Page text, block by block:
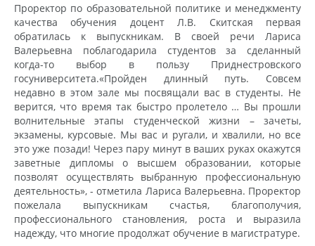
Проректор по образовательной политике и менеджменту
качества обучения доцент Л.В. Скитская первая
обратилась к выпускникам. В своей речи Лариса
Валерьевна поблагодарила студентов за сделанный
когда-то выбор в пользу Приднестровского
госуниверситета.«Пройден длинный путь. Совсем
недавно в этом зале мы посвящали вас в студенты. Не
верится, что время так быстро пролетело … Вы прошли
волнительные этапы студенческой жизни – зачеты,
экзамены, курсовые. Мы вас и ругали, и хвалили, но все
это уже позади! Через пару минут в ваших руках окажутся
заветные дипломы о высшем образовании, которые
позволят осуществлять выбранную профессиональную
деятельность», - отметила Лариса Валерьевна. Проректор
пожелала выпускникам счастья, благополучия,
профессионального становления, роста и выразила
надежду, что многие продолжат обучение в магистратуре.